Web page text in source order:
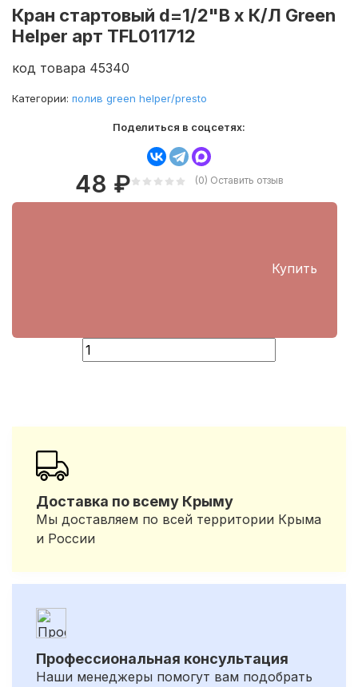
Кран стартовый d=1/2"В х К/Л Green
Helper арт TFL011712
код товара 45340
Категории: полив green helper/presto
Поделиться в соцсетях:
48 ₽ (0) Оставить отзыв
Купить
Доставка по всему Крыму
Мы доставляем по всей территории Крыма
и России
Профессиональная консультация
Наши менеджеры помогут вам подобрать